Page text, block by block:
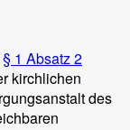
§ 1 Absatz 2
kirchlichen
des